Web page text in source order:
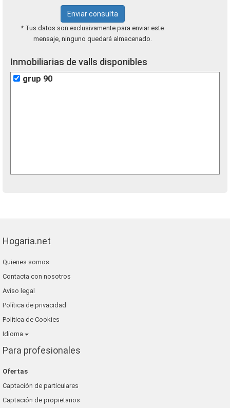
Enviar consulta
* Tus datos son exclusivamente para enviar este
mensaje, ninguno quedará almacenado.
Inmobiliarias de valls disponibles
grup 90
Hogaria.net
Quienes somos
Contacta con nosotros
Aviso legal
Política de privacidad
Política de Cookies
Idioma
Para profesionales
Ofertas
Captación de particulares
Captación de propietarios